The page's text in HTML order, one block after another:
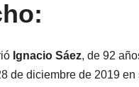
Ignacio Sáez, de 92
de diciembre de 2019 en